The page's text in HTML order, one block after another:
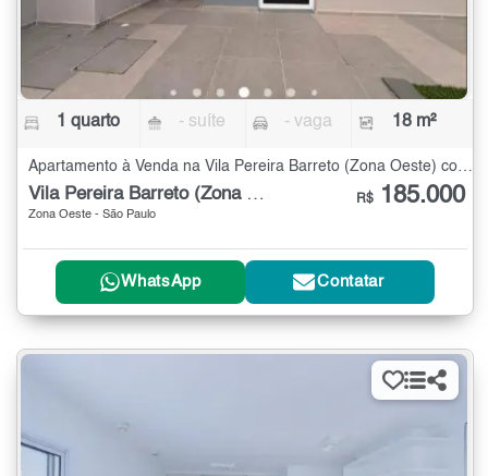
1 quarto - suíte - vaga 18 m²
Vila Pereira Barreto (Zona Oeste)
Zona Oeste - São Paulo
R$ 185.000
WhatsApp Contatar